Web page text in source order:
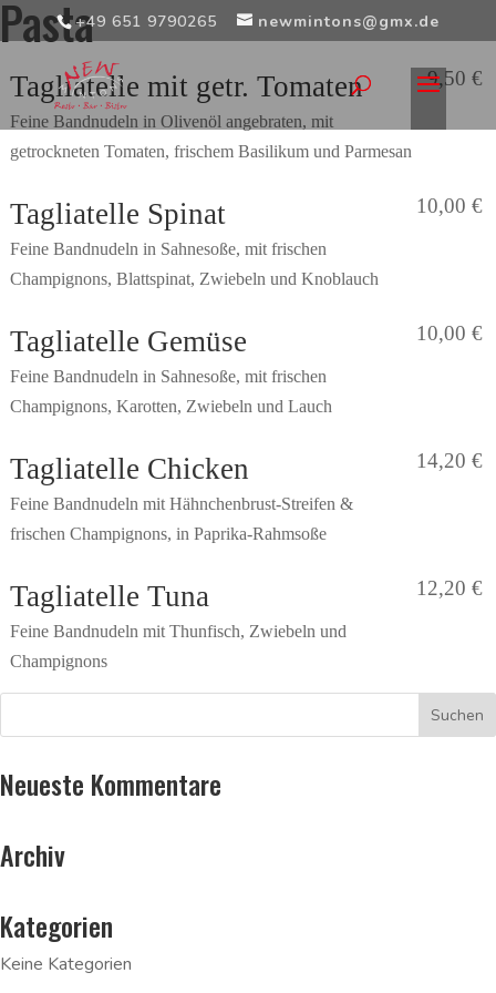
+49 651 9790265 newmintons@gmx.de
Pasta
Tagliatelle mit getr. Tomaten 9,50 €
Feine Bandnudeln in Olivenöl angebraten, mit
getrockneten Tomaten, frischem Basilikum und Parmesan
Tagliatelle Spinat 10,00 €
Feine Bandnudeln in Sahnesoße, mit frischen
Champignons, Blattspinat, Zwiebeln und Knoblauch
Tagliatelle Gemüse 10,00 €
Feine Bandnudeln in Sahnesoße, mit frischen
Champignons, Karotten, Zwiebeln und Lauch
Tagliatelle Chicken 14,20 €
Feine Bandnudeln mit Hähnchenbrust-Streifen &
frischen Champignons, in Paprika-Rahmsoße
Tagliatelle Tuna 12,20 €
Feine Bandnudeln mit Thunfisch, Zwiebeln und
Champignons
Neueste Kommentare
Archiv
Kategorien
Keine Kategorien